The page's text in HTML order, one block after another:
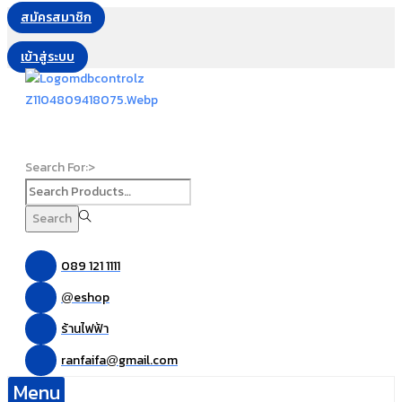
สมัครสมาชิก
เข้าสู่ระบบ
Search For:>
Search
089 121 1111
@eshop
ร้านไฟฟ้า
ranfaifa@gmail.com
Menu